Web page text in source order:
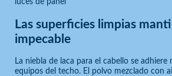
Las superficies limpias
impecable
La niebla de laca para el cabello se adhiere
equipos del techo. El polvo mezclado con